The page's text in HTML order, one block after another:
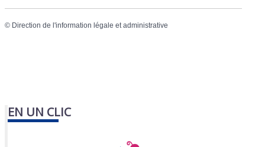
© Direction de l'information légale et administrative
EN UN CLIC